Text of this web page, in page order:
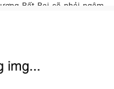
Bất Bại sẽ phải ngậm